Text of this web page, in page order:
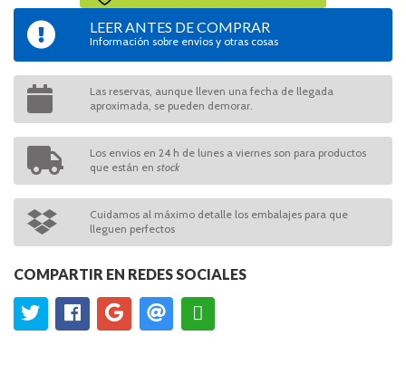
LEER ANTES DE COMPRAR
Información sobre envíos y otras cosas
Las reservas, aunque lleven una fecha de llegada
aproximada, se pueden demorar.
Los envios en 24 h de lunes a viernes son para productos
que están en stock
Cuidamos al máximo detalle los embalajes para que
lleguen perfectos
COMPARTIR EN REDES SOCIALES